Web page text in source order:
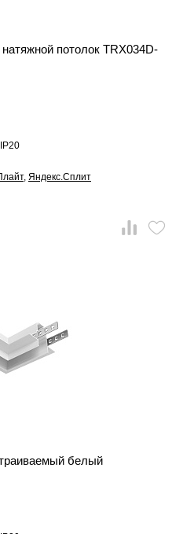
потолок TRX034D-
IP20
, Яндекс.Сплит
белый